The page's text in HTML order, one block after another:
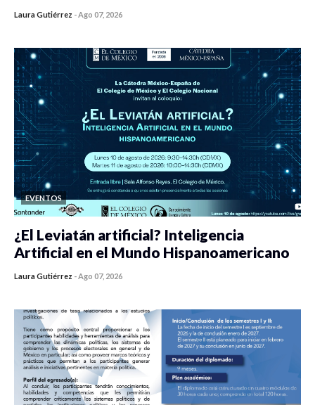
Laura Gutiérrez -Ago 07, 2026
EVENTOS
¿El Leviatán artificial? Inteligencia
Artificial en el Mundo Hispanoamericano
Laura Gutiérrez -Ago 07, 2026